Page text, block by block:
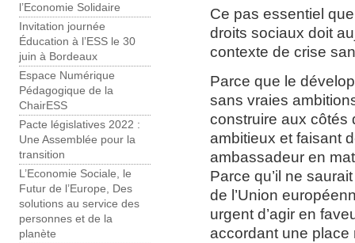
l’Economie Solidaire
Invitation journée
Éducation à l’ESS le 30
juin à Bordeaux
Espace Numérique
Pédagogique de la
ChairESS
Pacte législatives 2022 :
Une Assemblée pour la
transition
L’Economie Sociale, le
Futur de l’Europe, Des
solutions au service des
personnes et de la
planète
Ce pas essentiel
droits sociaux doit
contexte de crise
Parce que le
sans vraies
construire aux côtés
ambitieux et faisant
ambassadeur en
Parce qu’il ne
de l’Union
urgent d’agir en
accordant une place